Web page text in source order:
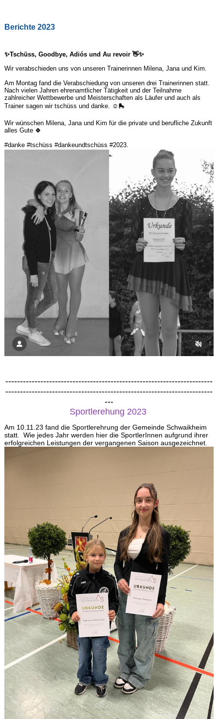
Berichte 2023
✨Tschüss, Goodbye, Adiós und Au revoir 👋✨
Wir verabschieden uns von unseren Trainerinnen Milena, Jana und Kim.
Am Montag fand die Verabschiedung von unseren drei Trainerinnen statt.
Nach vielen Jahren ehrenamtlicher Tätigkeit und der Teilnahme
zahlreicher Wettbewerbe und Meisterschaften als Läufer und auch als
Trainer sagen wir tschüss und danke. ☺️🛼
Wir wünschen Milena, Jana und Kim für die private und berufliche Zukunft
alles Gute 🍀
#danke #tschüss #dankeundtschüss #2023.
-----------------------------------------------------------------------
-----------------------------------------------------------------------
---
Sportlerehung 2023
Am 10.11.23 fand die Sportlerehrung der Gemeinde Schwaikheim
statt. Wie jedes Jahr werden hier die SportlerInnen aufgrund ihrer
erfolgreichen Leistungen der vergangenen Saison ausgezeichnet.